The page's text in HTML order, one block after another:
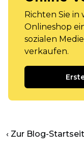
Richten Sie
Onlineshop
sozialen
verkaufen.
‹ Zur Blog-